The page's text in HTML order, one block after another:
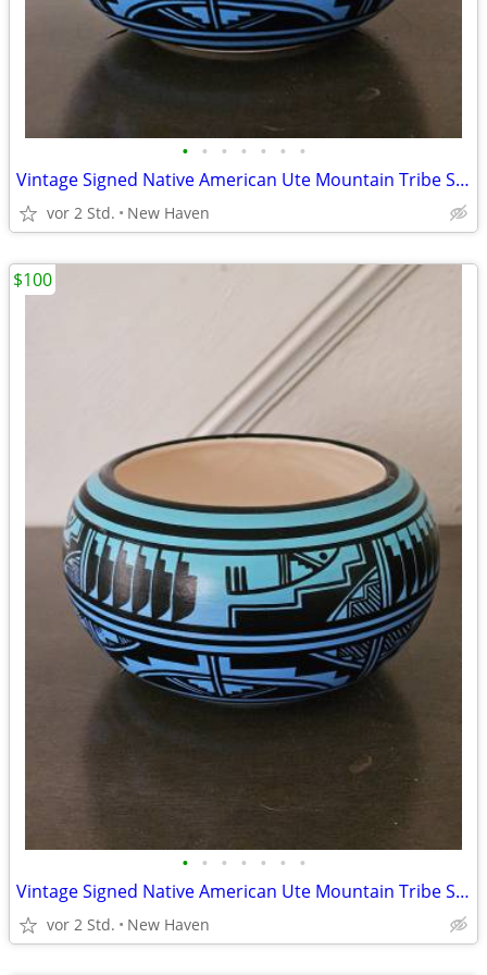
• • • • • • •
Vintage Signed Native American Ute Mountain Tribe Southwestern Pottery
vor 2 Std. New Haven
• • • • • • •
Vintage Signed Native American Ute Mountain Tribe Southwestern Pottery
vor 2 Std. New Haven
$100